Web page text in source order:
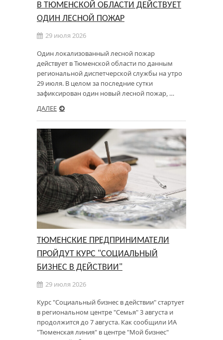
В ТЮМЕНСКОЙ ОБЛАСТИ ДЕЙСТВУЕТ
ОДИН ЛЕСНОЙ ПОЖАР
29 июля 2026
Один локализованный лесной пожар
действует в Тюменской области по данным
региональной диспетчерской службы на утро
29 июля. В целом за последние сутки
зафиксирован один новый лесной пожар, …
ДАЛЕЕ
ТЮМЕНСКИЕ ПРЕДПРИНИМАТЕЛИ
ПРОЙДУТ КУРС "СОЦИАЛЬНЫЙ
БИЗНЕС В ДЕЙСТВИИ"
29 июля 2026
Курс "Социальный бизнес в действии" стартует
в региональном центре "Семья" 3 августа и
продолжится до 7 августа. Как сообщили ИА
"Тюменская линия" в центре "Мой бизнес"